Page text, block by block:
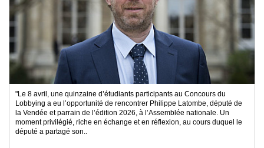
"Le 8 avril, une quinzaine d’étudiants participants au Concours du
Lobbying a eu l’opportunité de rencontrer Philippe Latombe, député de
la Vendée et parrain de l’édition 2026, à l’Assemblée nationale. Un
moment privilégié, riche en échange et en réflexion, au cours duquel le
député a partagé son..